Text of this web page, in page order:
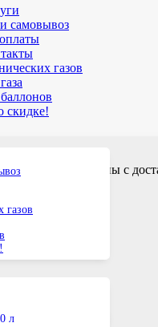
самовывоз
газов
скидке!
газов
и газовые баллоны с
л